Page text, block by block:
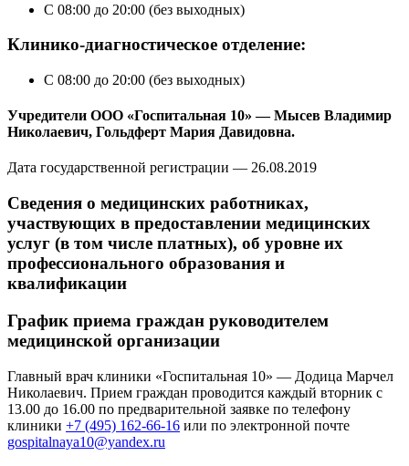
С 08:00 до 20:00 (без выходных)
Клинико-диагностическое отделение:
С 08:00 до 20:00 (без выходных)
Учредители ООО «Госпитальная 10» — Мысев Владимир
Николаевич, Гольдферт Мария Давидовна.
Дата государственной регистрации — 26.08.2019
Сведения о медицинских работниках,
участвующих в предоставлении медицинских
услуг (в том числе платных), об уровне их
профессионального образования и
квалификации
График приема граждан руководителем
медицинской организации
Главный врач клиники «Госпитальная 10» — Додица Марчел
Николаевич. Прием граждан проводится каждый вторник с
13.00 до 16.00 по предварительной заявке по телефону
клиники +7 (495) 162-66-16 или по электронной почте
gospitalnaya10@yandex.ru